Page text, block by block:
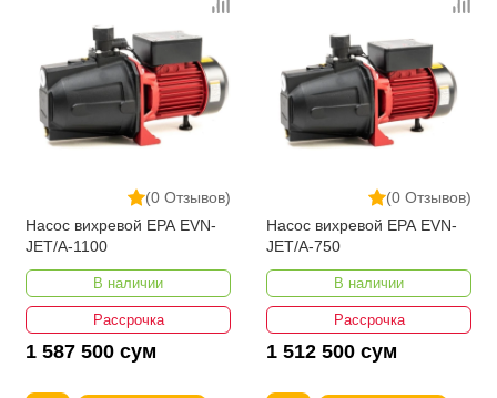
(0 Отзывов)
Насос вихревой EPA EVN-
JET/A-1100
В наличии
Рассрочка
1 587 500 сум
(0 Отзывов)
Насос вихревой EPA EVN-
JET/A-750
В наличии
Рассрочка
1 512 500 сум